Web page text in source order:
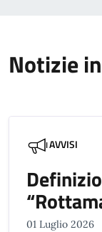
Notizie
AVVISI
01 Luglio 2026